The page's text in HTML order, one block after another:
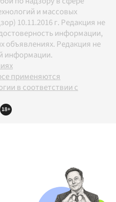
и массовых
10.11.2016 г. Редакция не
информации,
объявлениях. Редакция не
информации.
применяются
в соответствии с
18+